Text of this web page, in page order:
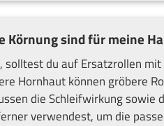
Körnung sind für meine
solltest du auf Ersatzrollen
Hornhaut können gröbere
die Schleifwirkung sowie
verwendest, um die